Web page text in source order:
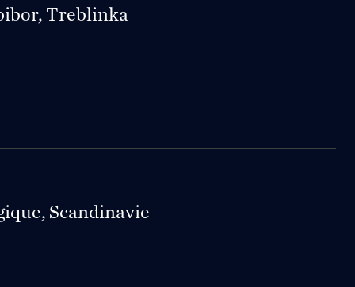
Treblinka
Scandinavie